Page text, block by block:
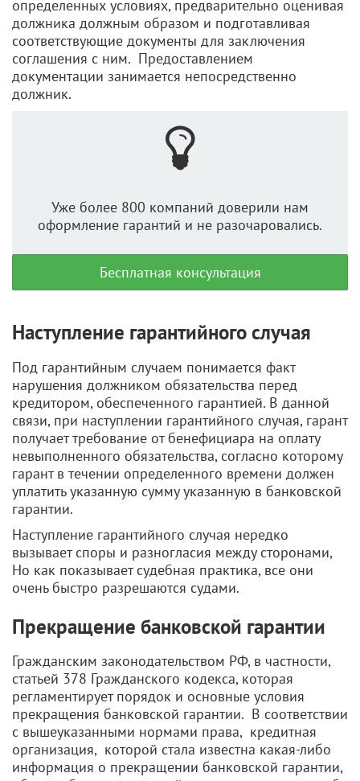
определенных условиях, предварительно оценивая
должника должным образом и подготавливая
соответствующие документы для заключения
соглашения с ним. Предоставлением
документации занимается непосредственно
должник.
Уже более 800 компаний доверили нам
оформление гарантий и не разочаровались.
Бесплатная консультация
Наступление гарантийного случая
Под гарантийным случаем понимается факт
нарушения должником обязательства перед
кредитором, обеспеченного гарантией. В данной
связи, при наступлении гарантийного случая, гарант
получает требование от бенефициара на оплату
невыполненного обязательства, согласно которому
гарант в течении определенного времени должен
уплатить указанную сумму указанную в банковской
гарантии.
Наступление гарантийного случая нередко
вызывает споры и разногласия между сторонами,
Но как показывает судебная практика, все они
очень быстро разрешаются судами.
Прекращение банковской гарантии
Гражданским законодательством РФ, в частности,
статьей 378 Гражданского кодекса, которая
регламентирует порядок и основные условия
прекращения банковской гарантии. В соответствии
с вышеуказанными нормами права, кредитная
организация, которой стала известна какая-либо
информация о прекращении банковской гарантии,